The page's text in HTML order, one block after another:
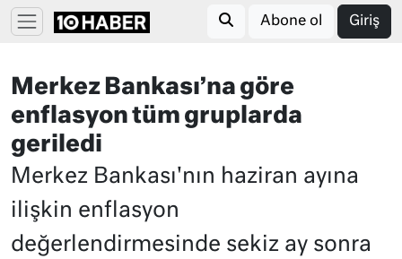
Abone ol Giriş
Merkez Bankası’na göre
enflasyon tüm gruplarda
geriledi
Merkez Bankası'nın haziran ayına
ilişkin enflasyon
değerlendirmesinde sekiz ay sonra